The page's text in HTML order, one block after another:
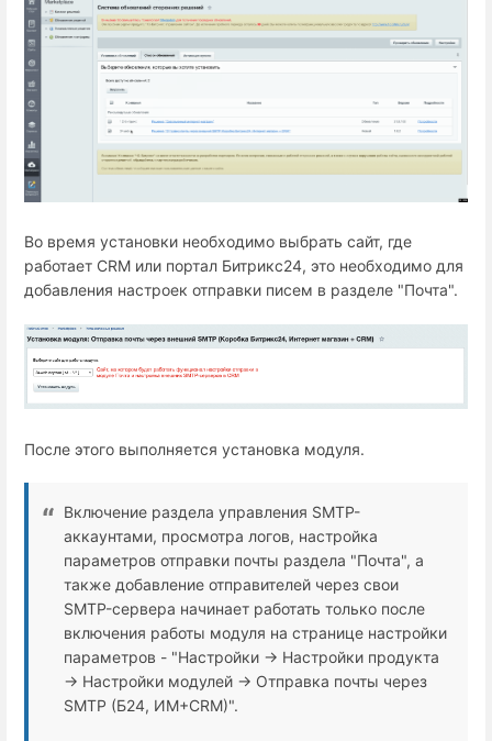
Во время установки необходимо выбрать сайт, где
работает СRM или портал Битрикс24, это необходимо для
добавления настроек отправки писем в разделе "Почта".
После этого выполняется установка модуля.
Включение раздела управления SMTP-
аккаунтами, просмотра логов, настройка
параметров отправки почты раздела "Почта", а
также добавление отправителей через свои
SMTP-сервера начинает работать только после
включения работы модуля на странице настройки
параметров - "Настройки → Настройки продукта
→ Настройки модулей → Отправка почты через
SMTP (Б24, ИМ+СRM)".